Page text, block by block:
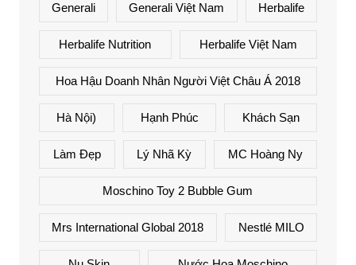
Generali Generali Việt Nam Herbalife
Herbalife Nutrition Herbalife Việt Nam
Hoa Hậu Doanh Nhân Người Việt Châu Á 2018
Hà Nội) Hạnh Phúc Khách Sạn
Làm Đẹp Lý Nhã Kỳ MC Hoàng Ny
Moschino Toy 2 Bubble Gum
Mrs International Global 2018 Nestlé MILO